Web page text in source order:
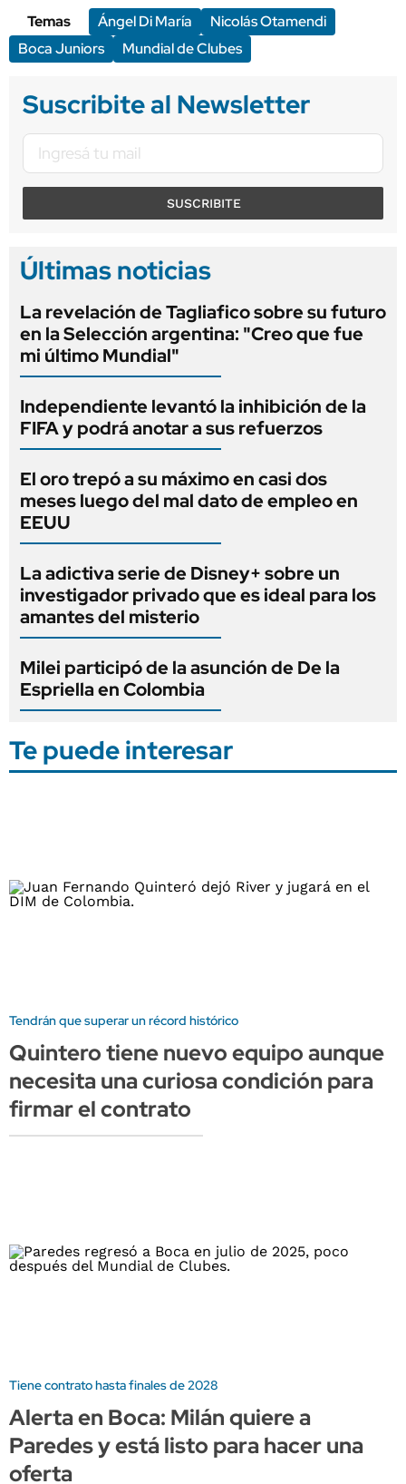
Temas Ángel Di María
Nicolás Otamendi
Boca Juniors
Mundial de Clubes
Suscribite al Newsletter
SUSCRIBITE
Últimas noticias
La revelación de Tagliafico sobre su futuro
en la Selección argentina: "Creo que fue
mi último Mundial"
Independiente levantó la inhibición de la
FIFA y podrá anotar a sus refuerzos
El oro trepó a su máximo en casi dos
meses luego del mal dato de empleo en
EEUU
La adictiva serie de Disney+ sobre un
investigador privado que es ideal para los
amantes del misterio
Milei participó de la asunción de De la
Espriella en Colombia
Te puede interesar
Tendrán que superar un récord histórico
Quintero tiene nuevo equipo aunque
necesita una curiosa condición para
firmar el contrato
Tiene contrato hasta finales de 2028
Alerta en Boca: Milán quiere a
Paredes y está listo para hacer una
oferta